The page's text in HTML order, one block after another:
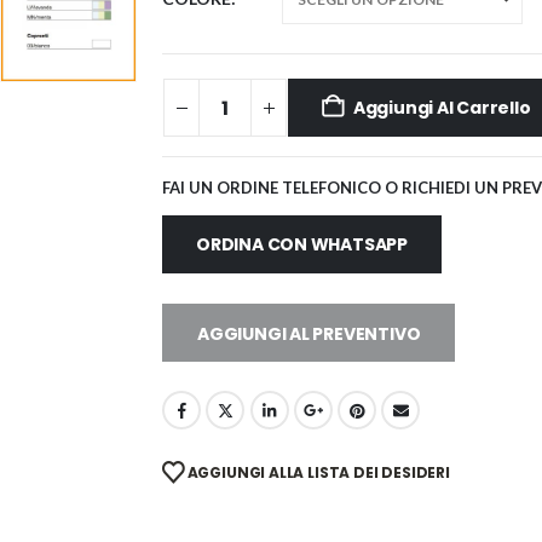
Aggiungi Al Carrello
FAI UN ORDINE TELEFONICO O RICHIEDI UN
ORDINA CON WHATSAPP
AGGIUNGI AL PREVENTIVO
AGGIUNGI ALLA LISTA DEI DESIDERI